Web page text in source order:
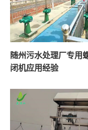
随州污水处理厂专用
闭机应用经验